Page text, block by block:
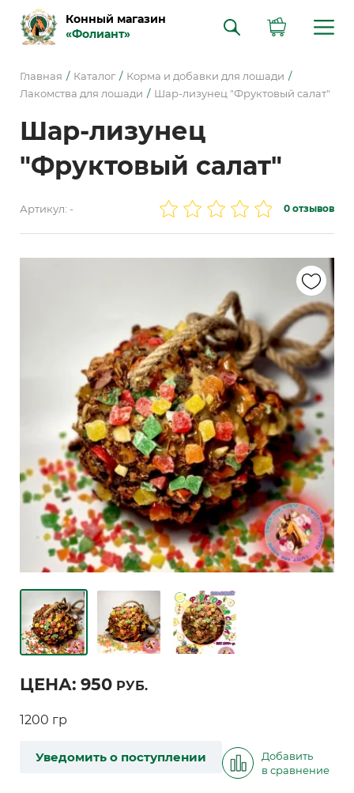
Конный магазин
«Фолиант»
Главная Каталог
Корма и добавки для лошади
Лакомства для лошади
Шар-лизунец "Фруктовый салат"
Шар-лизунец
"Фруктовый салат"
Артикул: - 0 отзывов
ЦЕНА: 950 РУБ.
1200 гр
Уведомить о поступлении
Добавить
в сравнение